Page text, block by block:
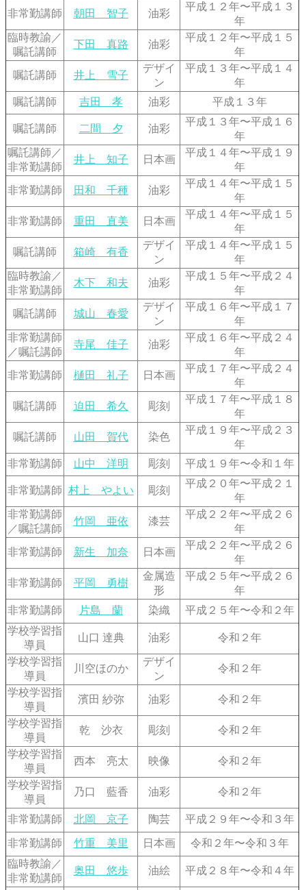
非常勤講師
朝田 智子 油彩
平成１２年〜平成１３
年
臨時教諭／
嘱託講師
下田 真路 油彩
平成１２年〜平成１５
年
嘱託講師
井上 雪子
デザイ
ン
平成１３年〜平成１４
年
嘱託講師
吉田 孝 油彩 平成１３年
嘱託講師 二間 夕 油彩
平成１３年〜平成１６
年
嘱託講師／
非常勤講師
井上 知子 日本画
平成１４年〜平成１９
年
非常勤講師
田和 千種 油彩
平成１４年〜平成１５
年
非常勤講師
重田 直美 日本画
平成１４年〜平成１５
年
嘱託講師
箱崎 有香
デザイ
ン
平成１４年〜平成１５
年
臨時教諭／
非常勤講師
木下 和夫 油彩
平成１５年〜平成２４
年
嘱託講師
城山 春愛
デザイ
ン
平成１６年〜平成１７
年
非常勤講師
／嘱託講師
寺尾 佳子 油彩
平成１６年〜平成２４
年
非常勤講師
樋田 礼子 日本画
平成１７年〜平成２４
年
嘱託講師
迫田 希久 彫刻
平成１７年〜平成１８
年
嘱託講師
山田 賀代 染色
平成１９年〜平成２３
年
非常勤講師
山中 洋明 彫刻 平成１９年〜令和１年
非常勤講師 村上 やよい 彫刻
平成２０年〜平成２１
年
非常勤講師
／嘱託講師
竹岡 亜依 漆芸
平成２２年〜平成２６
年
非常勤講師
新生 加奈 日本画
平成２２年〜平成２６
年
非常勤講師
平岡 勇樹
金属造
形
平成２５年〜平成２６
年
非常勤講師
片島 蘭 染織
平成２５年〜令和２年
学校学習指
導員
山口 達典 油彩 令和２年
学校学習指
導員
川空ほのか
デザイ
ン
令和２年
学校学習指
導員
濱田 紗弥 油彩 令和２年
学校学習指
導員
乾 沙衣 彫刻 令和２年
学校学習指
導員
西本 亮太 映像 令和２年
学校学習指
導員
乃口 藍香 油彩 令和２年
非常勤講師 北岡 京子 陶芸 平成２９年〜令和３年
非常勤講師 竹重 美里 日本画
令和２年〜令和３年
臨時教諭／
非常勤講師
奥田 悠歩 油絵 平成２８年〜令和４年